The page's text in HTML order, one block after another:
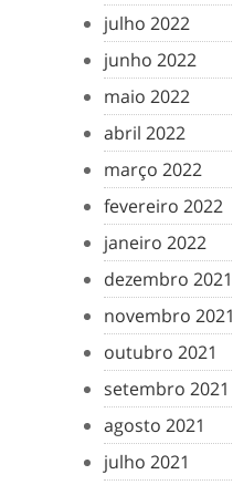
julho 2022
junho 2022
maio 2022
abril 2022
março 2022
fevereiro 2022
janeiro 2022
dezembro 2021
novembro 2021
outubro 2021
setembro 2021
agosto 2021
julho 2021